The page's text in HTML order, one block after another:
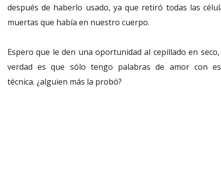
después de haberlo usado, ya que retiró todas las
muertas que había en nuestro cuerpo.
Espero que le den una oportunidad al cepillado en
verdad es que sólo tengo palabras de amor con
técnica. ¿alguien más la probó?